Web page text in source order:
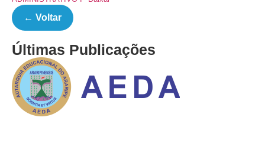
← Voltar
Últimas Publicações